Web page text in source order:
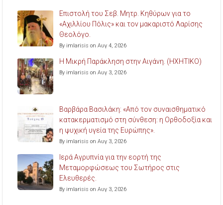
Επιστολή του Σεβ. Μητρ. Κηθύρων για το
«Αχιλλίου Πόλις» και τον μακαριστό Λαρίσης
Θεολόγο.
By imlarisis on Αυγ 4, 2026
Η Μικρή Παράκληση στην Αιγάνη. (ΗΧΗΤΙΚΟ)
By imlarisis on Αυγ 3, 2026
Βαρβάρα Βασιλάκη: «Από τον συναισθηματικό
κατακερματισμό στη σύνθεση: η Ορθοδοξία και
η ψυχική υγεία της Ευρώπης».
By imlarisis on Αυγ 3, 2026
Ιερά Αγρυπνία για την εορτή της
Μεταμορφώσεως του Σωτήρος στις
Ελευθερές.
By imlarisis on Αυγ 3, 2026